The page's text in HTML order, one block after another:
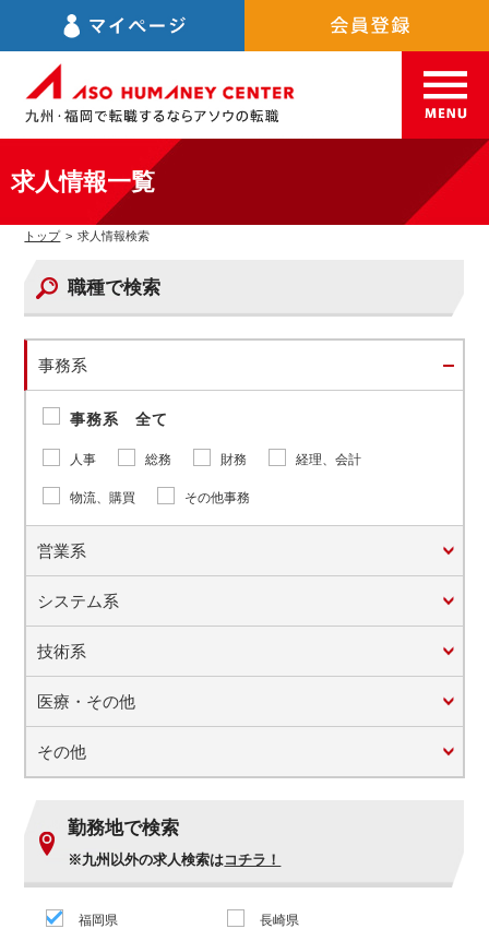
求人情報一覧
トップ > 求人情報検索
職種で検索
事務系
事務系 全て
人事 総務 財務 経理、会計
物流、購買 その他事務
営業系
システム系
技術系
医療・その他
その他
勤務地で検索
※九州以外の求人検索はコチラ！
福岡県 長崎県